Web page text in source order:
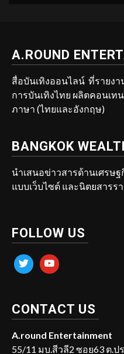
A.ROUND
สื่อบันเทิงออนไลน์ ที่รายง
การบันเทิงไทย ผลิตคอนเ
ภาษา (ไทยและอังกฤษ)
BANGKOK
นำเสนอข่าวสารด้านเศรษ
แบบเว็บไซต์ และนิตยสารร
FOLLOW US
twitter youtube
CONTACT US
A.round Entertainment
55/11 มบ.สีวลี2 ซอย63 ต.